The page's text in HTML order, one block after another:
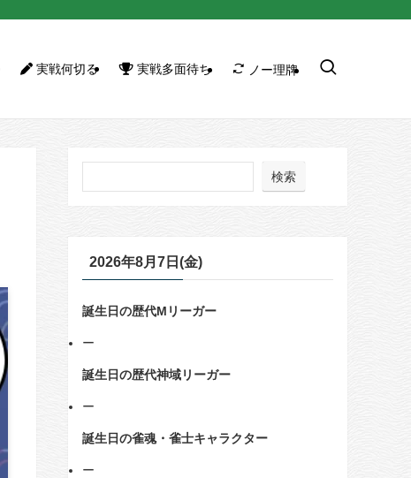
実戦何切る 実戦多面待ち ノー理牌
検索
2026年8月7日(金)
誕生日の歴代Mリーガー
ー
誕生日の歴代神域リーガー
ー
誕生日の雀魂・雀士キャラクター
ー